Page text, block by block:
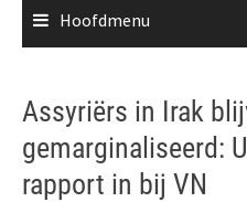
Hoofdmenu
Assyriërs in Irak
gemarginaliseerd:
rapport in bij VN